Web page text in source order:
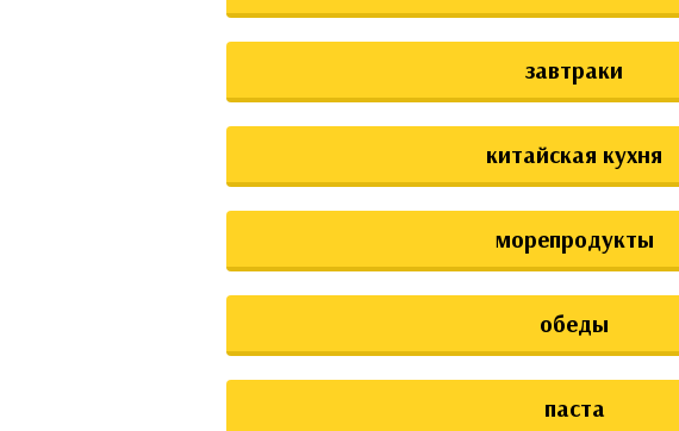
завтраки
китайская кухня
морепродукты
обеды
паста